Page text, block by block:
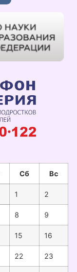
Сб Вс
1 2
8 9
15 16
22 23